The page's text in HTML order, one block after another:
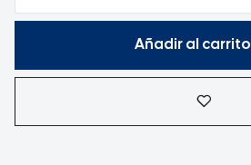
Añadir al carrito